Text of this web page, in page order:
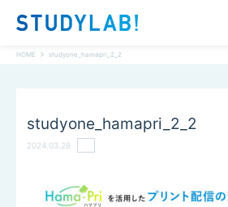
HOME studyone_hamapri_2_2
studyone_hamapri_2_2
2024.03.28